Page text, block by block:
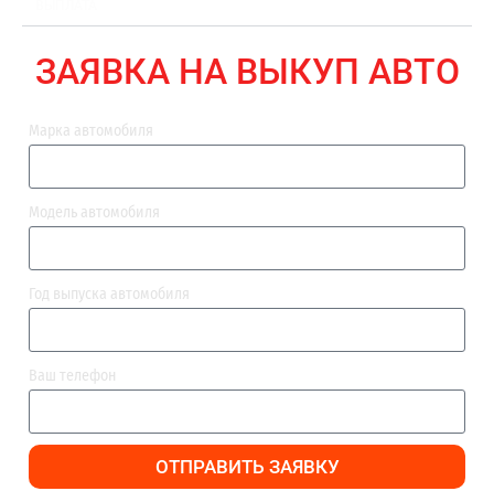
ЗАЯВКА НА ВЫКУП АВТО
Марка автомобиля
Модель автомобиля
Год выпуска автомобиля
Ваш телефон
ОТПРАВИТЬ ЗАЯВКУ